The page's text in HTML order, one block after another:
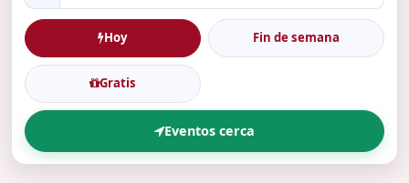
Hoy Fin de semana
Gratis
Eventos cerca